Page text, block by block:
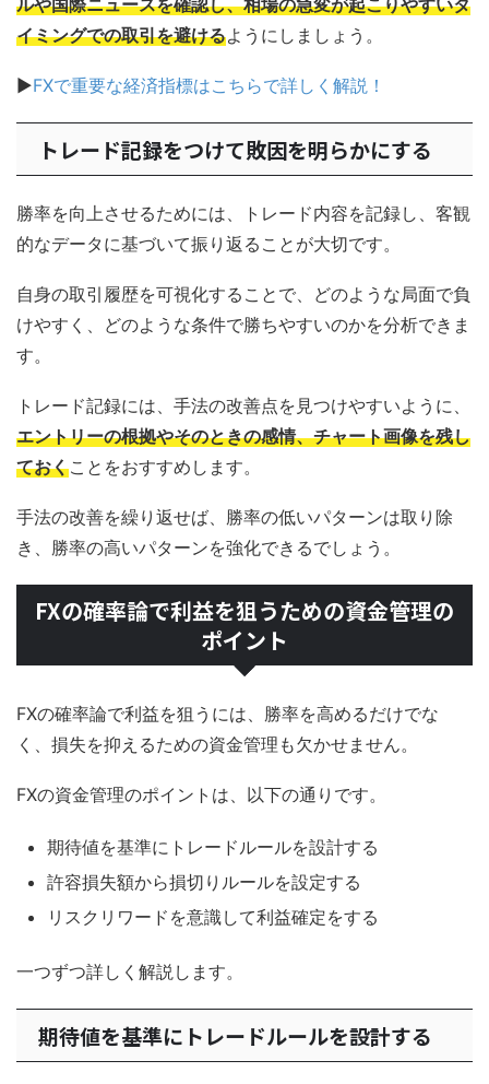
ルや国際ニュースを確認し、相場の急変が起こりやすいタ
イミングでの取引を避けるようにしましょう。
▶FXで重要な経済指標はこちらで詳しく解説！
トレード記録をつけて敗因を明らかにする
勝率を向上させるためには、トレード内容を記録し、客観
的なデータに基づいて振り返ることが大切です。
自身の取引履歴を可視化することで、どのような局面で負
けやすく、どのような条件で勝ちやすいのかを分析できま
す。
トレード記録には、手法の改善点を見つけやすいように、
エントリーの根拠やそのときの感情、チャート画像を残し
ておくことをおすすめします。
手法の改善を繰り返せば、勝率の低いパターンは取り除
き、勝率の高いパターンを強化できるでしょう。
FXの確率論で利益を狙うための資金管理の
ポイント
FXの確率論で利益を狙うには、勝率を高めるだけでな
く、損失を抑えるための資金管理も欠かせません。
FXの資金管理のポイントは、以下の通りです。
期待値を基準にトレードルールを設計する
許容損失額から損切りルールを設定する
リスクリワードを意識して利益確定をする
一つずつ詳しく解説します。
期待値を基準にトレードルールを設計する